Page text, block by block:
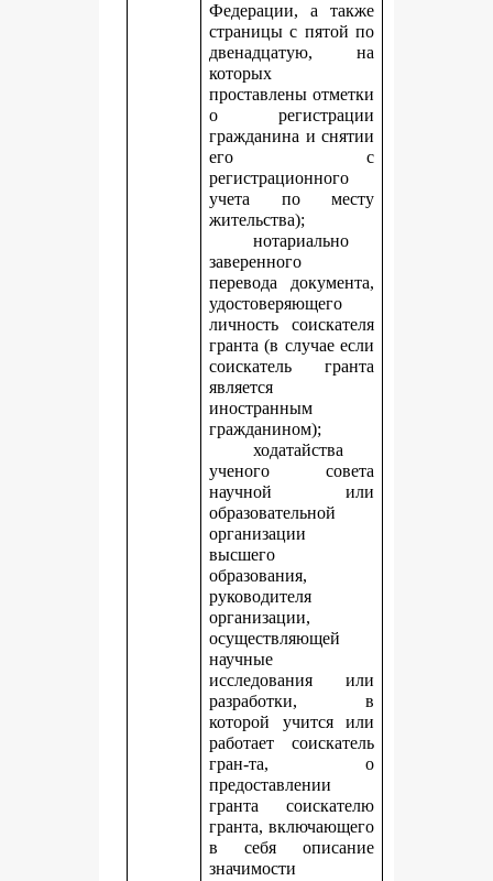
Федерации, а также
страницы с пятой по
двенадцатую, на
которых
проставлены отметки
о регистрации
гражданина и снятии
его с
регистрационного
учета по месту
жительства);
нотариально
заверенного
перевода документа,
удостоверяющего
личность соискателя
гранта (в случае если
соискатель гранта
является
иностранным
гражданином);
ходатайства
ученого совета
научной или
образовательной
организации
высшего
образования,
руководителя
организации,
осуществляющей
научные
исследования или
разработки, в
которой учится или
работает соискатель
гран-та, о
предоставлении
гранта соискателю
гранта, включающего
в себя описание
значимости